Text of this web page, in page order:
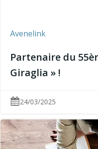
Avenelink
Partenaire du
Giraglia » !
24/03/2025